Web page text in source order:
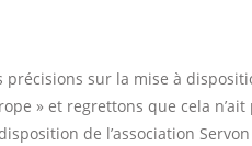
précisions sur la mise à
» et regrettons que cela
de l’association